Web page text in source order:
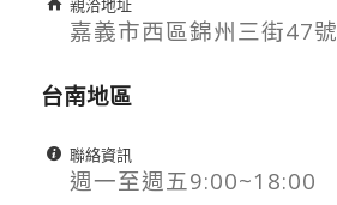
親洽地址
嘉義市西區錦州三街47號
台南地區
聯絡資訊
週一至週五9:00~18:00